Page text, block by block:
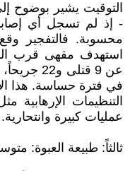
التوقيت يشير بوضوح
- إذ لم تسجل أي
محسوبة. فالتفجير
استهدف مقهى قرب
عن 9 قتلى
في فترة حساسة. هذا
التنظيمات
عمليات كبيرة وانتحارية.
ثالثاً: طبيعة العبوة: